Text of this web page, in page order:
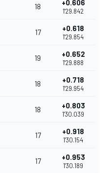
18 +0.606
1'29.842
17 +0.618
1'29.854
19 +0.652
1'29.888
18 +0.718
1'29.954
18 +0.803
1'30.039
17 +0.918
1'30.154
17 +0.953
1'30.189